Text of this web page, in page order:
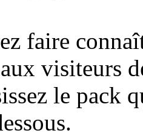
faire
visiteurs
le pack